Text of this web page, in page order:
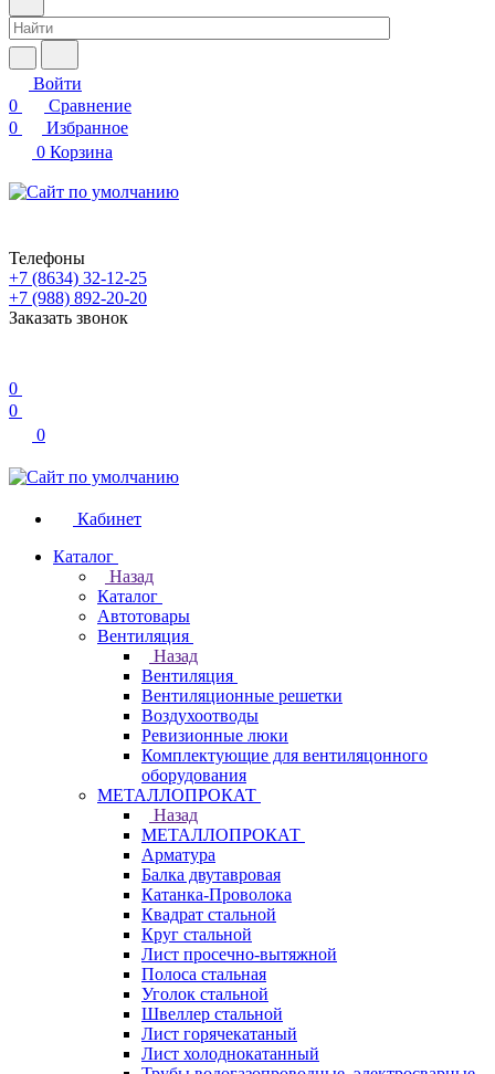
Войти
0
Сравнение
0
Избранное
0 Корзина
Телефоны
+7 (8634) 32-12-25
+7 (988) 892-20-20
Заказать звонок
0
0
0
Кабинет
Каталог
Назад
Каталог
Автотовары
Вентиляция
Назад
Вентиляция
Вентиляционные решетки
Воздухоотводы
Ревизионные люки
Комплектующие для вентиляцонного
оборудования
МЕТАЛЛОПРОКАТ
Назад
МЕТАЛЛОПРОКАТ
Арматура
Балка двутавровая
Катанка-Проволока
Квадрат стальной
Круг стальной
Лист просечно-вытяжной
Полоса стальная
Уголок стальной
Швеллер стальной
Лист горячекатаный
Лист холоднокатанный